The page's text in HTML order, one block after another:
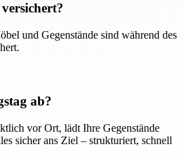
und Gegenstände sind während des
ab?
vor Ort, lädt Ihre Gegenstände
sicher ans Ziel – strukturiert, schnell